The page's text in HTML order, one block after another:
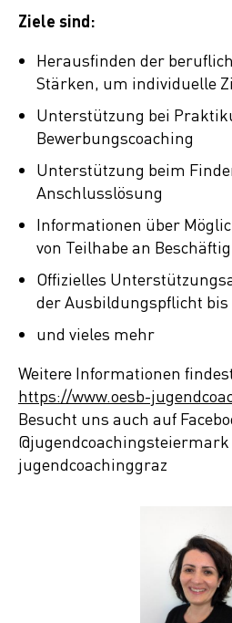
Ziele sind:
Herausfinden der
Stärken, um individuelle
Unterstützung bei
Bewerbungscoaching
Unterstützung beim
Anschlusslösung
Informationen über
von Teilhabe an
Offizielles
der Ausbildungspflicht bis
und vieles mehr
Weitere Informationen
https://www.oesb-
Besucht uns auch auf
@jugendcoachingsteiermark
jugendcoachinggraz